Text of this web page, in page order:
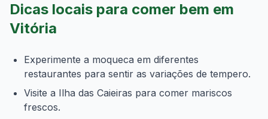
Dicas locais para comer bem em
Vitória
Experimente a moqueca em diferentes
restaurantes para sentir as variações de tempero.
Visite a Ilha das Caieiras para comer mariscos
frescos.